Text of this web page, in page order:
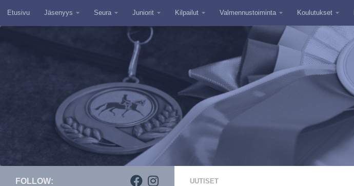
Skip to content
Etusivu Jäsenyys Seura Juniorit Kilpailut Valmennustoiminta Koulutukset
UUTISET
FOLLOW: